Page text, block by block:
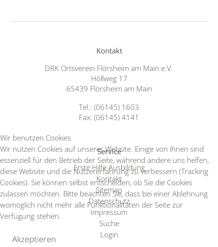
Kontakt
DRK Ortsverein Flörsheim am Main e.V.
Höllweg 17
65439 Flörsheim am Main
Tel.: (06145) 1603
Fax: (06145) 4141
Service
Erste Hilfe Ausbildung
Kontakt
Sitemap
Datenschutz
Impressum
Suche
Login
Wir benutzen Cookies
Wir nutzen Cookies auf unserer Website. Einige von ihnen sind
essenziell für den Betrieb der Seite, während andere uns helfen,
diese Website und die Nutzererfahrung zu verbessern (Tracking
Cookies). Sie können selbst entscheiden, ob Sie die Cookies
zulassen möchten. Bitte beachten Sie, dass bei einer Ablehnung
womöglich nicht mehr alle Funktionalitäten der Seite zur
Verfügung stehen.
Akzeptieren